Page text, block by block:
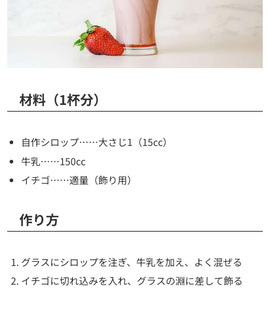
材料（1杯分）
自作シロップ……大さじ1（15cc）
牛乳……150cc
イチゴ……適量（飾り用）
作り方
グラスにシロップを注ぎ、牛乳を加え、よく混ぜる
イチゴに切れ込みを入れ、グラスの淵に差して飾る